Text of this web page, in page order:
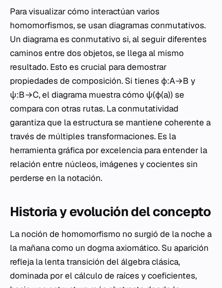
Para visualizar cómo interactúan varios
homomorfismos, se usan diagramas conmutativos.
Un diagrama es conmutativo si, al seguir diferentes
caminos entre dos objetos, se llega al mismo
resultado. Esto es crucial para demostrar
propiedades de composición. Si tienes ϕ:A→B y
ψ:B→C, el diagrama muestra cómo ψ(ϕ(a)) se
compara con otras rutas. La conmutatividad
garantiza que la estructura se mantiene coherente a
través de múltiples transformaciones. Es la
herramienta gráfica por excelencia para entender la
relación entre núcleos, imágenes y cocientes sin
perderse en la notación.
Historia y evolución del concepto
La noción de homomorfismo no surgió de la noche a
la mañana como un dogma axiomático. Su aparición
refleja la lenta transición del álgebra clásica,
dominada por el cálculo de raíces y coeficientes,